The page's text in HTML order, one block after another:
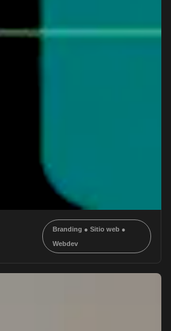
Branding ● Sitio web●
Webdev